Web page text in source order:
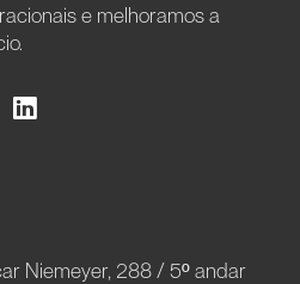
e melhoramos a
Niemeyer, 288 / 5º andar